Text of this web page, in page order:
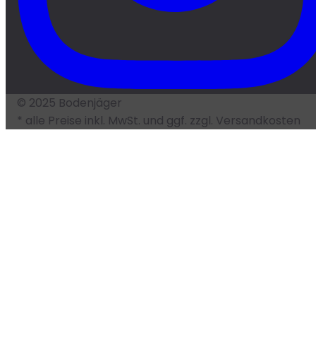
© 2025 Bodenjäger
* alle Preise inkl. MwSt. und ggf. zzgl. Versandkosten